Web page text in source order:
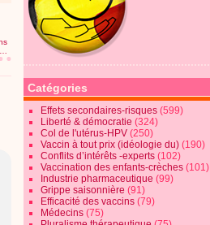
…
Catégories
Effets secondaires-risques (599)
Liberté & démocratie (324)
Col de l'utérus-HPV (250)
Vaccin à tout prix (idéologie du) (190)
Conflits d’intérêts -experts (102)
Vaccination des enfants-crèches (101)
Industrie pharmaceutique (99)
Grippe saisonnière (91)
Efficacité des vaccins (79)
Médecins (75)